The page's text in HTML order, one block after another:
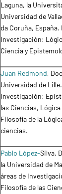
Laguna, la
Universidad de
da Coruña, España.
Investigación:
Ciencia y
Juan Redmond,
Universidad de
Investigación:
las Ciencias,
Filosofía de la
ciencias.
Pablo López-Silva,
la Universidad de
áreas de
Filosofía de las